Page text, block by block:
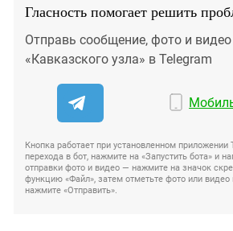
Гласность помогает решить
Отправь сообщение, фото и видео
«Кавказского узла» в Telegram
Кнопка работает при установленном
перехода в бот, нажмите на «Запустить бота» и
отправки фото и видео — нажмите на значок
функцию «Файл», затем отметьте фото или видео
нажмите «Отправить».